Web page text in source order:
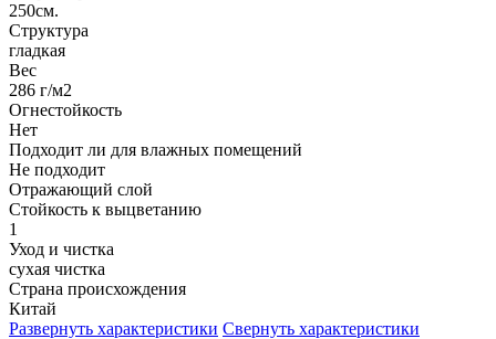
250см.
Структура
гладкая
Вес
286 г/м2
Огнестойкость
Нет
Подходит ли для влажных помещений
Не подходит
Отражающий слой
Стойкость к выцветанию
1
Уход и чистка
сухая чистка
Страна происхождения
Китай
Развернуть характеристики Свернуть характеристики